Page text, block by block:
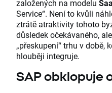
založených na modelu
Service“. Není to kvůli
ztrátě atraktivity tohoto
důsledek očekávaného,
„přeskupení“ trhu v době,
hlouběji integruje.
SAP obklopuje